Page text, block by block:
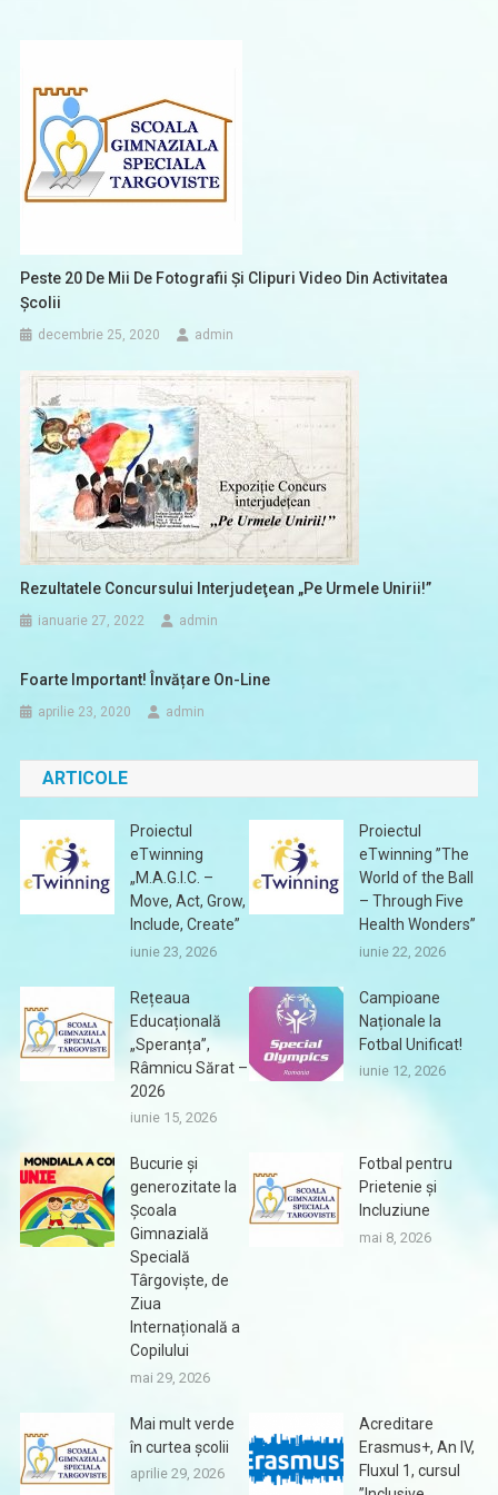
Peste 20 De Mii De Fotografii Și Clipuri Video Din Activitatea
Școlii
decembrie 25, 2020 admin
Rezultatele Concursului Interjudeţean „Pe Urmele Unirii!”
ianuarie 27, 2022 admin
Foarte Important! Învățare On-Line
aprilie 23, 2020 admin
ARTICOLE
Proiectul
eTwinning
„M.A.G.I.C. –
Move, Act, Grow,
Include, Create”
iunie 23, 2026
Proiectul
eTwinning ”The
World of the Ball
– Through Five
Health Wonders”
iunie 22, 2026
Rețeaua
Educațională
„Speranța”,
Râmnicu Sărat –
2026
iunie 15, 2026
Campioane
Naționale la
Fotbal Unificat!
iunie 12, 2026
Bucurie și
generozitate la
Școala
Gimnazială
Specială
Târgoviște, de
Ziua
Internațională a
Copilului
mai 29, 2026
Fotbal pentru
Prietenie și
Incluziune
mai 8, 2026
Mai mult verde
în curtea școlii
aprilie 29, 2026
Acreditare
Erasmus+, An IV,
Fluxul 1, cursul